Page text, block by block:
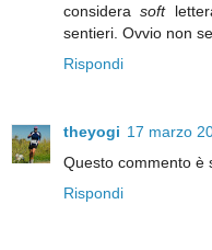
considerasoft
sentieri. Ovvio non
Rispondi
theyogi 17 marzo
Questo commento è
Rispondi